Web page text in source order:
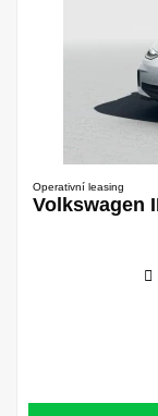
Operativní leasing
Volkswagen